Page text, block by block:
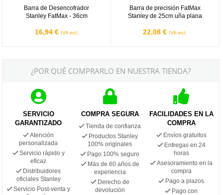
Barra de Desencofrador
Stanley FatMax - 36cm
16,94 € IVA incl.
Barra de precisión FatMax
Stanley de 25cm uña plana
22,08 € IVA incl.
¿POR QUÉ COMPRARLO EN NUESTRA TIENDA?
SERVICIO
GARANTIZADO
Atención
personalizada
Servicio rápido y
eficaz
Distribuidores
oficiales Stanley
Servicio Post-venta y
COMPRA SEGURA
Tienda de confianza
Productos Stanley
100% originales
Pago 100% seguro
Más de 60 años de
experiencia
Derecho de
devolución
FACILIDADES EN LA
COMPRA
Envíos gratuitos
Entregas en 24
horas
Asesoramiento en la
compra
Pago a plazos
Pago con